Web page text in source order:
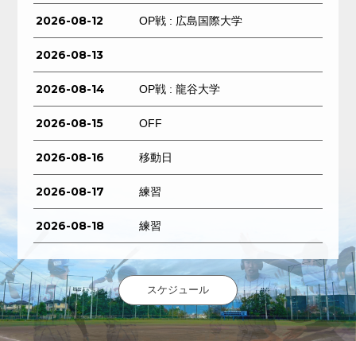
2026-08-12 OP戦 : 広島国際大学
2026-08-13
2026-08-14 OP戦 : 龍谷大学
2026-08-15 OFF
2026-08-16 移動日
2026-08-17 練習
2026-08-18 練習
スケジュール